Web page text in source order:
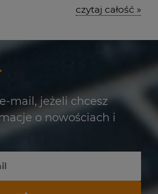
czytaj całość »
mail, jeżeli chcesz
o nowościach i